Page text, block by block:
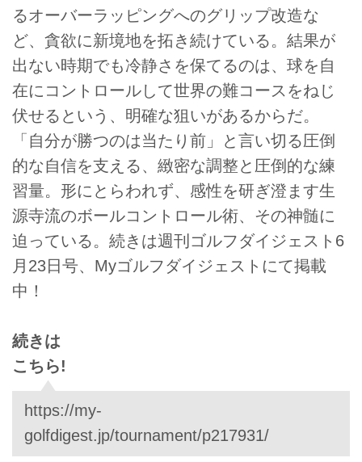
るオーバーラッピングへのグリップ改造な
ど、貪欲に新境地を拓き続けている。結果が
出ない時期でも冷静さを保てるのは、球を自
在にコントロールして世界の難コースをねじ
伏せるという、明確な狙いがあるからだ。
「自分が勝つのは当たり前」と言い切る圧倒
的な自信を支える、緻密な調整と圧倒的な練
習量。形にとらわれず、感性を研ぎ澄ます生
源寺流のボールコントロール術、その神髄に
迫っている。続きは週刊ゴルフダイジェスト6
月23日号、Myゴルフダイジェストにて掲載
中！
続きは
こちら!
https://my-
golfdigest.jp/tournament/p217931/